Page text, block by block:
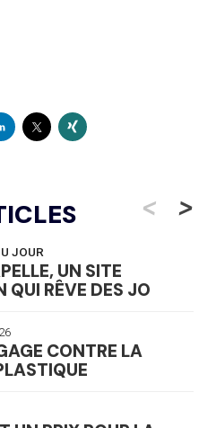
<
JOUR
UN SITE
QUI RÊVE DES JO
CONTRE LA
>